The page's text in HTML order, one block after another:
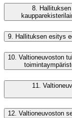
8.
9. Hallituksen esitys
10. Valtioneuvoston
11.
12. Valtioneuvoston